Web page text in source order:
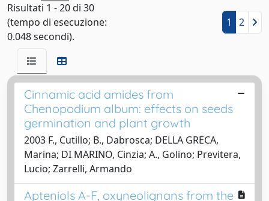
Risultati 1 - 20 di 30
(tempo di esecuzione:
0.048 secondi).
1 2
Cinnamic acid amides from
Chenopodium album: effects on seeds
germination and plant growth
2003 F., Cutillo; B., Dabrosca; DELLA GRECA,
Marina; DI MARINO, Cinzia; A., Golino; Previtera,
Lucio; Zarrelli, Armando
Apteniols A-F, oxyneolignans from the